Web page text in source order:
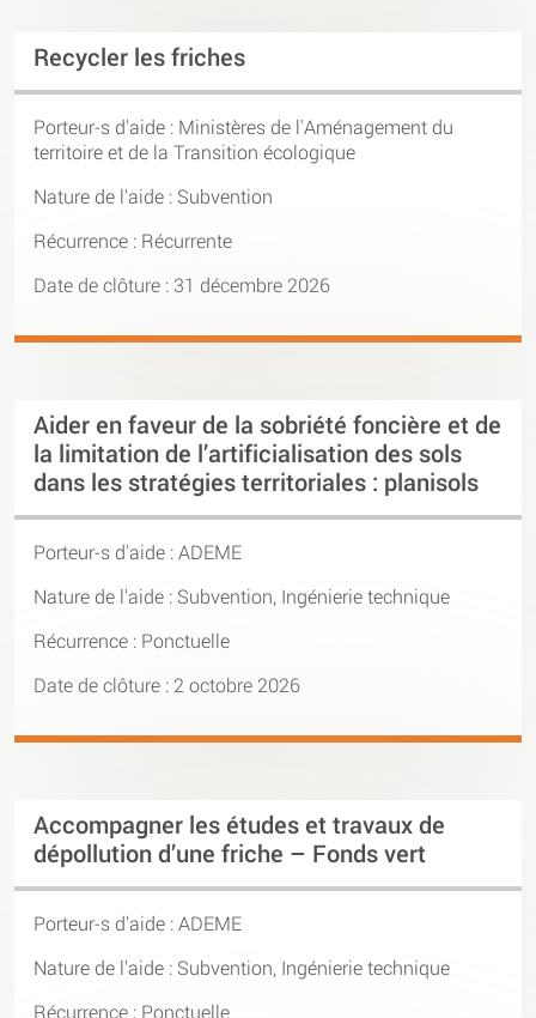
Recycler les friches
Porteur-s d'aide : Ministères de l'Aménagement du
territoire et de la Transition écologique
Nature de l'aide : Subvention
Récurrence : Récurrente
Date de clôture : 31 décembre 2026
Aider en faveur de la sobriété foncière et de
la limitation de l’artificialisation des sols
dans les stratégies territoriales : planisols
Porteur-s d'aide :ADEME
Nature de l'aide : Subvention, Ingénierie technique
Récurrence : Ponctuelle
Date de clôture : 2 octobre 2026
Accompagner les études et travaux de
dépollution d’une friche – Fonds vert
Porteur-s d'aide :ADEME
Nature de l'aide : Subvention, Ingénierie technique
Récurrence : Ponctuelle